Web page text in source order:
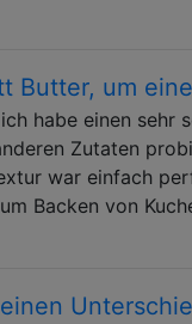
Butter, um
habe einen sehr
Zutaten
war einfach
Backen von